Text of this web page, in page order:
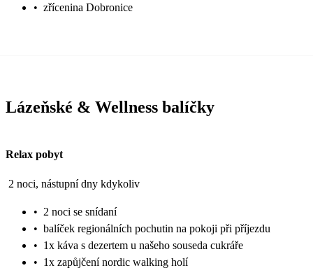
• zřícenina Dobronice
Lázeňské & Wellness balíčky
Relax pobyt
2 noci, nástupní dny kdykoliv
• 2 noci se snídaní
• balíček regionálních pochutin na pokoji při příjezdu
• 1x káva s dezertem u našeho souseda cukráře
• 1x zapůjčení nordic walking holí